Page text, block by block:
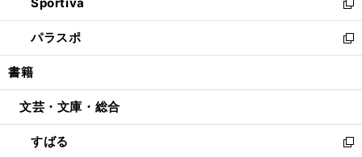
ド
ウ
で
開
ィ
ン
ド
ウ
開
い
ウ
ィ
ン
ウ
開
く
新
し
い
ウ
ン
ウ
で
パラスポ
新
し
ウ
ン
ド
書籍
文芸・文庫・総合
すばる
新